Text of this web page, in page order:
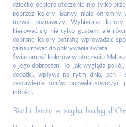
dziecko odbiera otoczenie nie tylko
poprzez kolory. Barwy mają ogromny
rozwój poznawczy. Wybierając
kierować się nie tylko gustem, ale
dobrane kolory potrafią wprowadzić
zainspirować do odkrywania świata.
Świadomość kolorów w otoczeniu
o jego dobrostan. To, jak wygląda
dodatki, wpływa na rytm dnia, sen i
zestawienie tonów pozwala stworzyć
miłości.
Biel i beże w stylu baby